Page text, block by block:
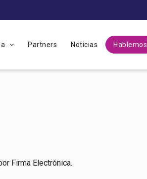
Partners Noticias Hablemos
Firma Electrónica.